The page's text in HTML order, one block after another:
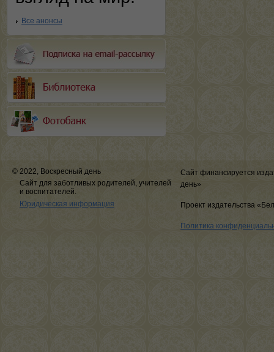
Все анонсы
© 2022, Воскресный день
Сайт для заботливых родителей, учителей
и воспитателей.
Юридическая информация
Сайт финансируется
день»
Проект издательства
Политика